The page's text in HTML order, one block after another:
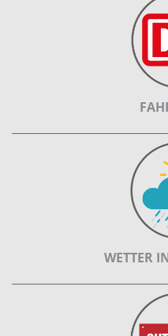
WETTER